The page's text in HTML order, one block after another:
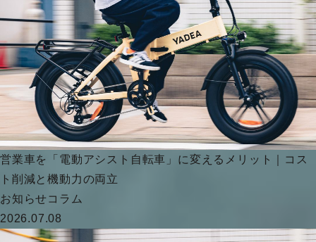
営業車を「電動アシスト自転車」に変えるメリット｜コス
ト削減と機動力の両立
お知らせコラム
2026.07.08